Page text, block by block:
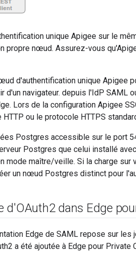
unique Apigee sur le
propre nœud. Assurez-vous
d'authentification unique Apigee
d'un navigateur. depuis l'IdP SAML
Lors de la configuration Apigee
ou le protocole HTTPS
Postgres accessible sur le port
Postgres que celui installé
mode maître/veille. Si la charge
un nœud Postgres distinct pour
d'OAuth2 dans Edge
Edge de SAML repose sur les
a été ajoutée à Edge pour